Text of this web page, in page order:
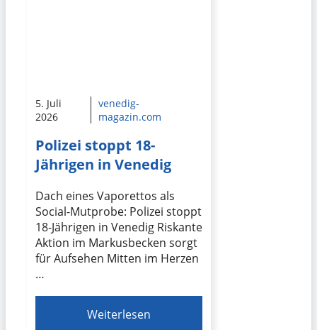
5. Juli
2026
venedig-
magazin.com
Polizei stoppt 18-
Jährigen in Venedig
Dach eines Vaporettos als
Social-Mutprobe: Polizei stoppt
18-Jährigen in Venedig Riskante
Aktion im Markusbecken sorgt
für Aufsehen Mitten im Herzen
…
Weiterlesen